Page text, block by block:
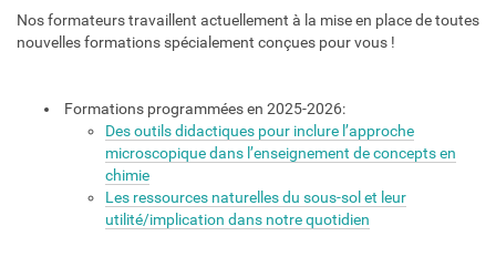
Nos formateurs travaillent actuellement à la mise en place de toutes
nouvelles formations spécialement conçues pour vous !
Formations programmées en 2025-2026:
Des outils didactiques pour inclure l’approche
microscopique dans l’enseignement de concepts en
chimie
Les ressources naturelles du sous-sol et leur
utilité/implication dans notre quotidien